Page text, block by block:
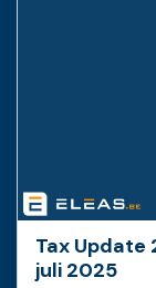
Tax
juli 2025